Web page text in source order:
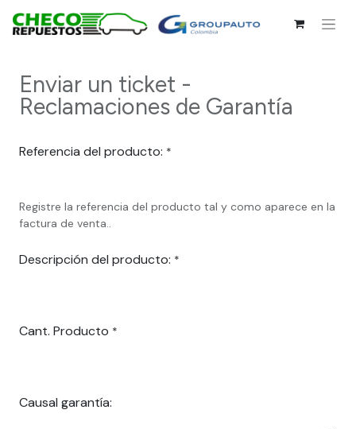
Enviar un ticket -
Reclamaciones de Garantía
Referencia del producto: *
Registre la referencia del producto tal y como aparece en la
factura de venta..
Descripción del producto: *
Cant. Producto *
Causal garantía: